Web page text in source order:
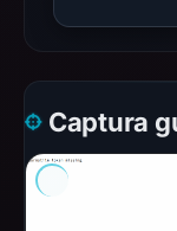
Captura